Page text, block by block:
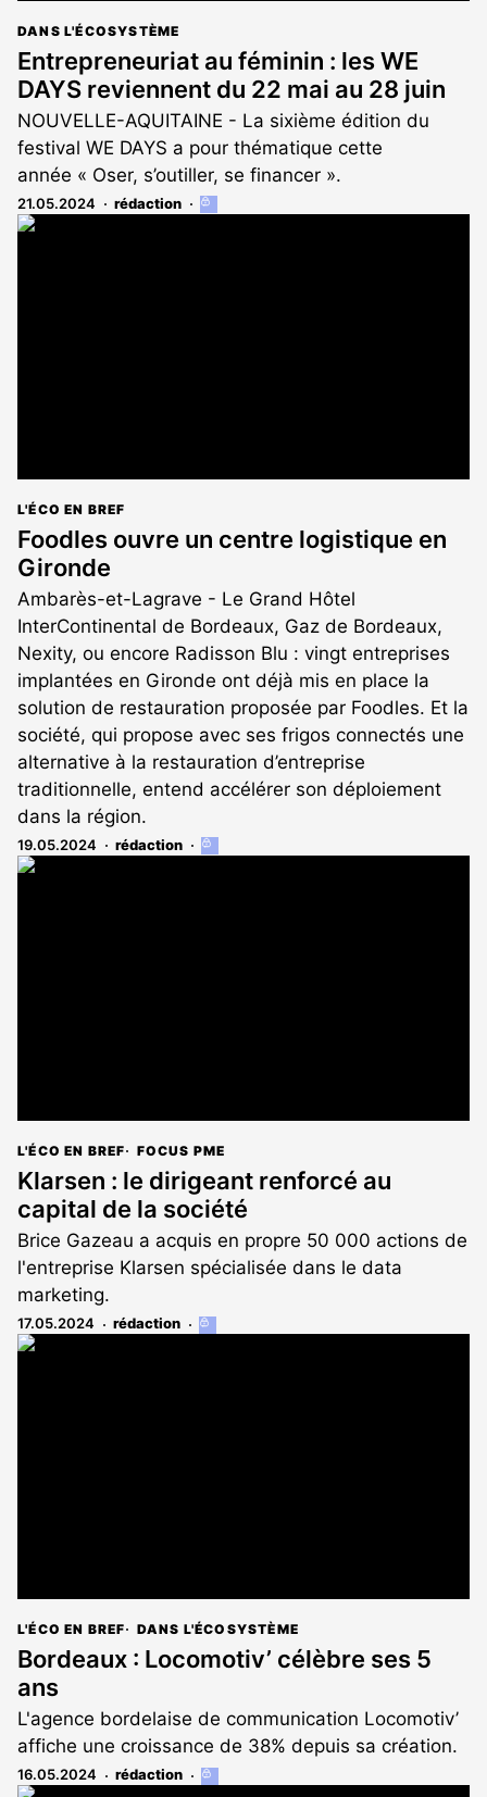
DANS L'ÉCOSYSTÈME
Entrepreneuriat au féminin : les WE
DAYS reviennent du 22 mai au 28 juin
NOUVELLE-AQUITAINE - La sixième édition du
festival WE DAYS a pour thématique cette
année « Oser, s’outiller, se financer ».
21.05.2024 rédaction
Cet
L'ÉCO EN BREF
Foodles ouvre un centre logistique en
Gironde
Ambarès-et-Lagrave - Le Grand Hôtel
InterContinental de Bordeaux, Gaz de Bordeaux,
Nexity, ou encore Radisson Blu : vingt entreprises
implantées en Gironde ont déjà mis en place la
solution de restauration proposée par Foodles. Et la
société, qui propose avec ses frigos connectés une
alternative à la restauration d’entreprise
traditionnelle, entend accélérer son déploiement
dans la région.
19.05.2024 rédaction
Cet
L'ÉCO EN BREF FOCUS PME
Klarsen : le dirigeant renforcé au
capital de la société
Brice Gazeau a acquis en propre 50 000 actions de
l'entreprise Klarsen spécialisée dans le data
marketing.
17.05.2024 rédaction
Cet
L'ÉCO EN BREF DANS L'ÉCOSYSTÈME
Bordeaux : Locomotiv’ célèbre ses 5
ans
L'agence bordelaise de communication Locomotiv’
affiche une croissance de 38% depuis sa création.
16.05.2024 rédaction
Cet